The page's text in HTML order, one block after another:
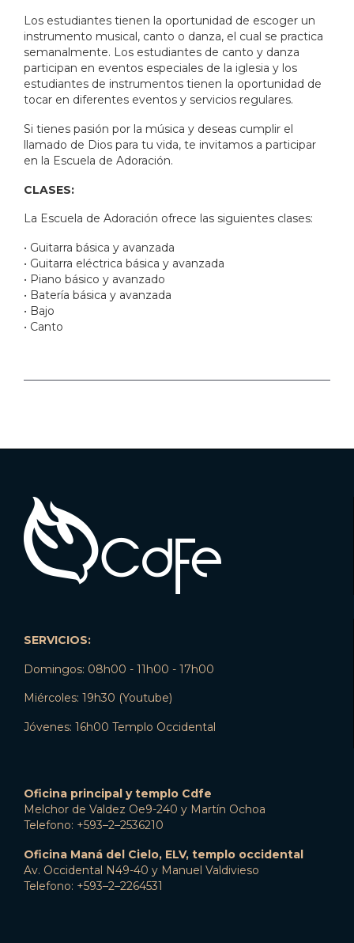
Los estudiantes tienen la oportunidad de escoger un
instrumento musical, canto o danza, el cual se practica
semanalmente. Los estudiantes de canto y danza
participan en eventos especiales de la iglesia y los
estudiantes de instrumentos tienen la oportunidad de
tocar en diferentes eventos y servicios regulares.
Si tienes pasión por la música y deseas cumplir el
llamado de Dios para tu vida, te invitamos a participar
en la Escuela de Adoración.
CLASES:
La Escuela de Adoración ofrece las siguientes clases:
• Guitarra básica y avanzada
• Guitarra eléctrica básica y avanzada
• Piano básico y avanzado
• Batería básica y avanzada
• Bajo
• Canto
SERVICIOS:
Domingos: 08h00 - 11h00 - 17h00
Miércoles: 19h30 (Youtube)
Jóvenes: 16h00 Templo Occidental
Oficina principal y templo Cdfe
Melchor de Valdez Oe9-240 y Martín Ochoa
Telefono: +593–2–2536210
Oficina Maná del Cielo, ELV, templo occidental
Av. Occidental N49-40 y Manuel Valdivieso
Telefono: +593–2–2264531